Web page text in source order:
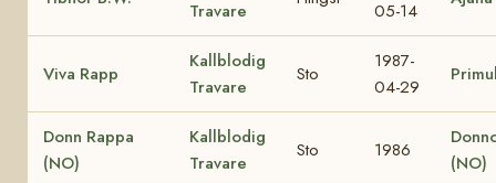
Travare
05-14
Viva Rapp
Kallblodig
Travare
Sto
1987-
04-29
Donn Rappa
(NO)
Kallblodig
Travare
Sto 1986
(NO)